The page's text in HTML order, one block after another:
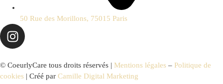
50 Rue des Morillons, 75015 Paris
© CoeurlyCare tous droits réservés | Mentions légales – Politique de
cookies | Créé par Camille Digital Marketing